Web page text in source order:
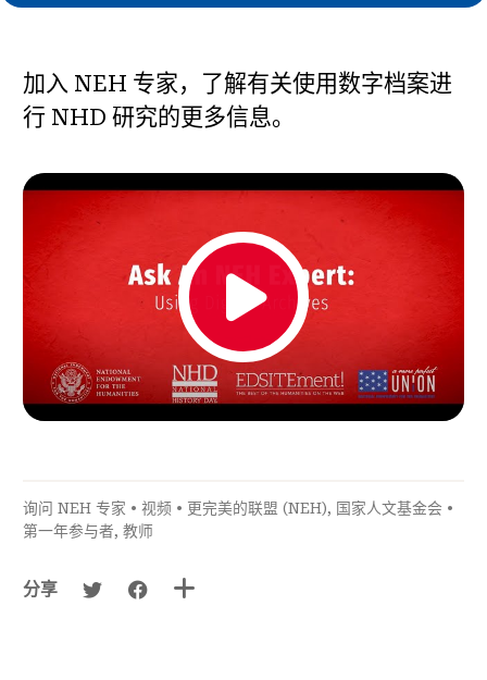
参与其中
加入 NEH 专家，了解有关使用数字档案进
行 NHD 研究的更多信息。
询问 NEH 专家 • 视频 • 更完美的联盟 (NEH), 国家人文基金会 •
第一年参与者, 教师
分享